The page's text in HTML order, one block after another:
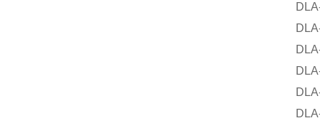
DLA-
DLA-
DLA-
DLA-
DLA-
DLA-